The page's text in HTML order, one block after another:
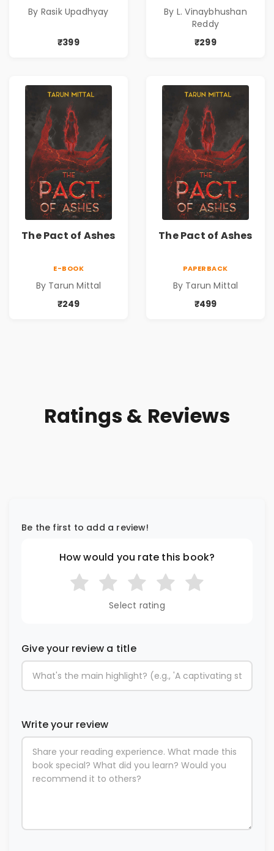
Fiction Book
By Rasik Upadhyay
₹399
By L. Vinaybhushan
Reddy
₹299
The Pact of Ashes
E-BOOK
By Tarun Mittal
₹249
The Pact of Ashes
PAPERBACK
By Tarun Mittal
₹499
Ratings & Reviews
Be the first to add a review!
How would you rate this book?
Select rating
Give your review a title
Write your review